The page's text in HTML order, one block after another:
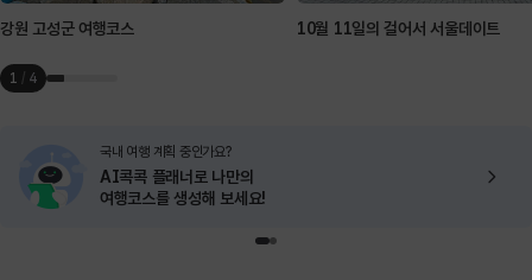
강원 고성군 여행코스 10월 11일의 걸어서 서울데이트
1 / 4
국내 여행 계획 중인가요?
AI콕콕 플래너로 나만의
여행코스를 생성해 보세요!